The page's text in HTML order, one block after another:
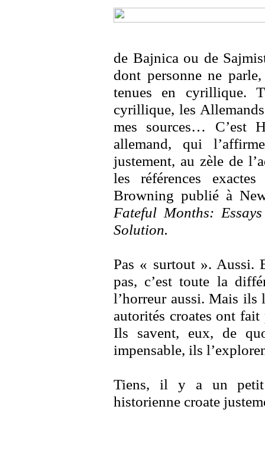
de Bajnica ou de
dont personne ne
tenues en cyrillique.
cyrillique, les
mes sources… C’est
allemand, qui
justement, au zèle de
les références
Browning publié à
Fateful Months:
Solution.
Pas « surtout ». Aussi.
pas, c’est toute la
l’horreur aussi. Mais ils
autorités croates ont
Ils savent, eux, de
impensable, ils
Tiens, il y a un petit
historienne croate